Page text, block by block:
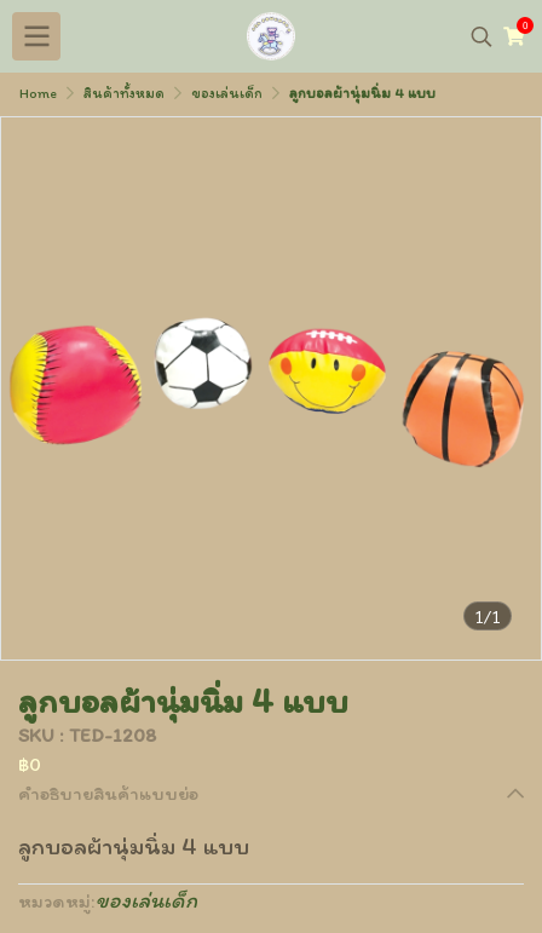
0
Home สินค้าทั้งหมด ของเล่นเด็ก ลูกบอลผ้านุ่มนิ่ม 4 แบบ
1/1
ลูกบอลผ้านุ่มนิ่ม 4 แบบ
SKU : TED-1208
฿0
คำอธิบายสินค้าแบบย่อ
ลูกบอลผ้านุ่มนิ่ม 4 แบบ
หมวดหมู่:ของเล่นเด็ก